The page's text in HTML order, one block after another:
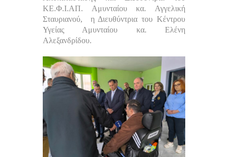
ΚΕ.Φ.Ι.ΑΠ. Αμυνταίου κα. Αγγελική
Σταυριανού, η Διευθύντρια του Κέντρου
Υγείας Αμυνταίου κα. Ελένη
Αλεξανδρίδου.